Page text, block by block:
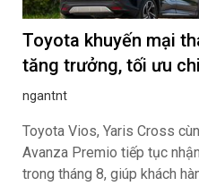
Toyota khuyến mại
tăng trưởng, tối ưu
ngantnt
Toyota Vios, Yaris Cross
Avanza Premio tiếp tục
trong tháng 8, giúp khách